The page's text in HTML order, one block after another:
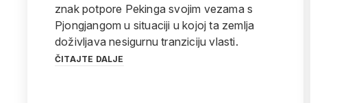
znak potpore Pekinga svojim vezama s
Pjongjangom u situaciji u kojoj ta zemlja
doživljava nesigurnu tranziciju vlasti.
ČITAJTE DALJE